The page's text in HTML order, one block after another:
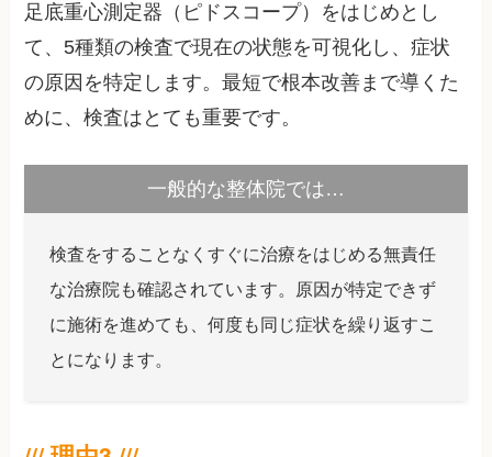
足底重心測定器（ピドスコープ）をはじめとし
て、5種類の検査で現在の状態を可視化し、症状
の原因を特定します。最短で根本改善まで導くた
めに、検査はとても重要です。
一般的な整体院では…
検査をすることなくすぐに治療をはじめる無責任
な治療院も確認されています。原因が特定できず
に施術を進めても、何度も同じ症状を繰り返すこ
とになります。